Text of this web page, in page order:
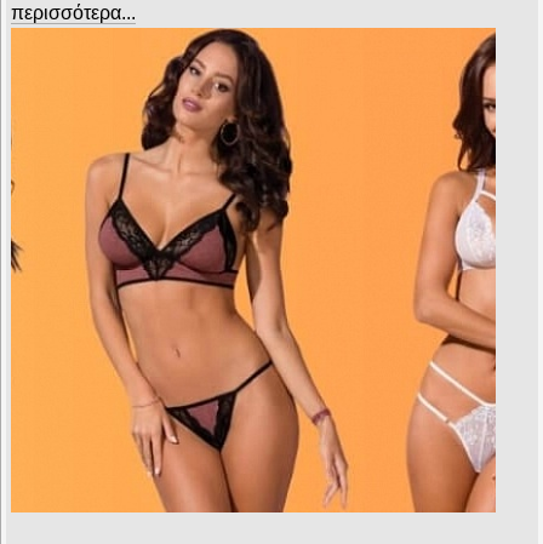
περισσότερα...